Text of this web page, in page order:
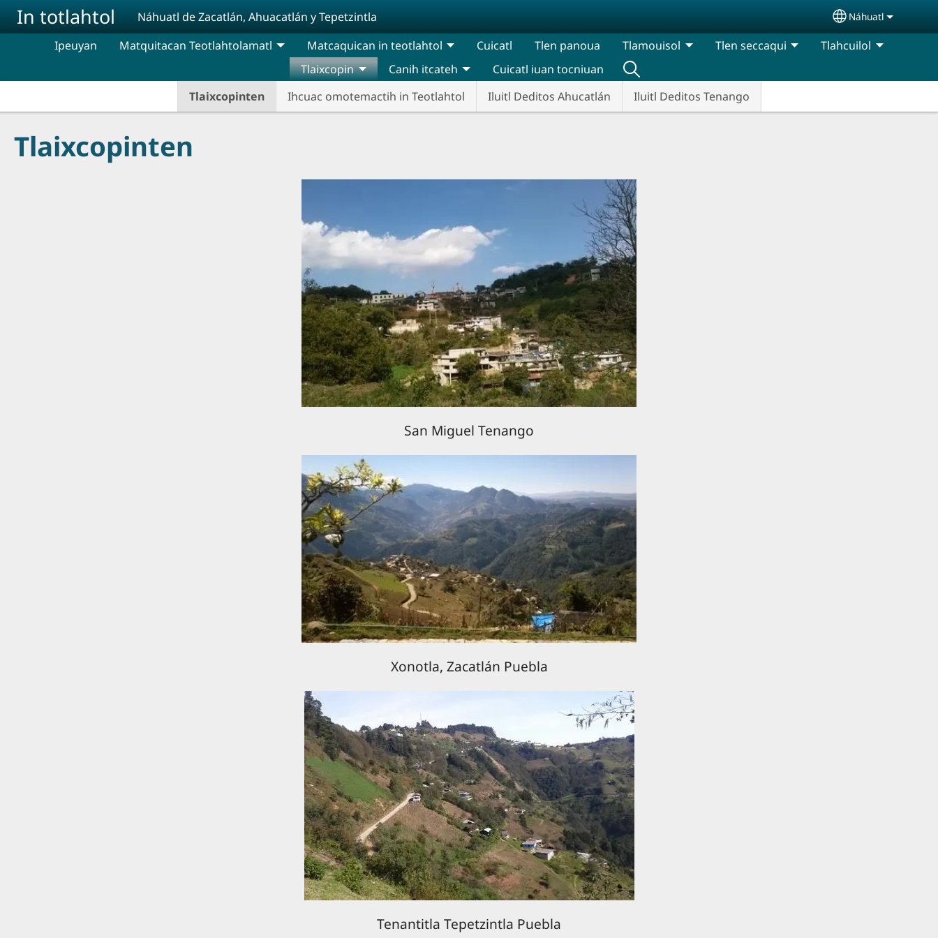
Pasar al contenido principal
In totlahtol Náhuatl de Zacatlán, Ahuacatlán y Tepetzintla Select your
Náhuatl
Ipeuyan Matquitacan Teotlahtolamatl Matcaquican in teotlahtol Cuicatl Tlen panoua Tlamouisol Tlen seccaqui
Tlahcuilol
Tlaixcopin
Tlaixcopinten
Ihcuac omotemactih in Teotlahtol Iluitl Deditos Ahucatlán Iluitl Deditos Tenango
Canih itcateh Cuicatl iuan tocniuan
Tlaixcopinten
San Miguel Tenango
Xonotla, Zacatlán Puebla
Tenantitla Tepetzintla Puebla